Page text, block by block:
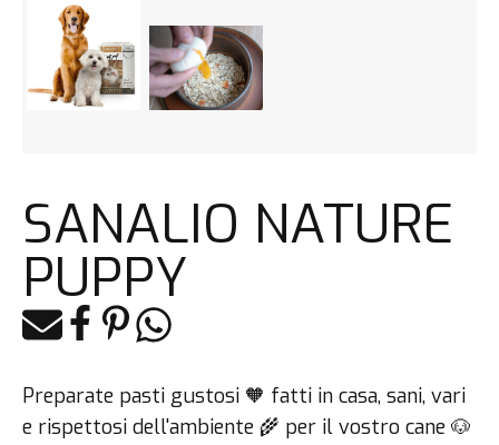
SANALIO NATURE
PUPPY
E-mailFacebook
PinterestWhatsapp
Preparate pasti gustosi 🧡 fatti in casa, sani, vari
e rispettosi dell'ambiente 🌾 per il vostro cane 🐶